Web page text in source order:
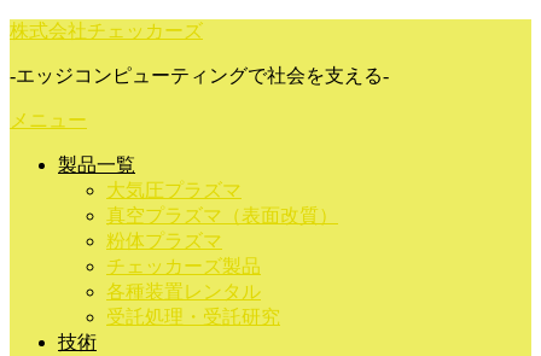
コ
テ
ツ
株式会社チェッカーズ
-エッジコンピューティングで社会を支える-
メニュー
製品一覧
大気圧プラズマ
真空プラズマ（表面改質）
粉体プラズマ
チェッカーズ製品
各種装置レンタル
受託処理・受託研究
技術